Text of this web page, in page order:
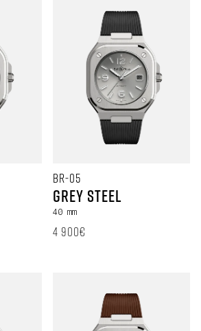
BR-05
Grey Steel
40 mm
定価
4 900€